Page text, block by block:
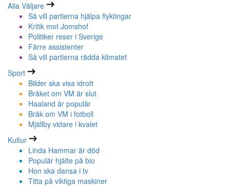
Alla Väljare
Så vill partierna hjälpa flyktingar
Kritik mot Jomshof
Politiker reser i Sverige
Färre assistenter
Så vill partierna rädda klimatet
Sport
Bilder ska visa idrott
Bråket om VM är slut
Haaland är populär
Bråk om VM i fotboll
Mjällby vidare i kvalet
Kultur
Linda Hammar är död
Populär hjälte på bio
Hon ska dansa i tv
Titta på viktiga maskiner